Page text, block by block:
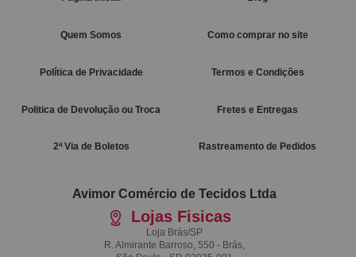
Quem Somos Como comprar no site
Política de Privacidade Termos e Condições
Politica de Devolução ou Troca Fretes e Entregas
2ª Via de Boletos Rastreamento de Pedidos
Avimor Comércio de Tecidos Ltda
Lojas Fisicas
Loja Brás/SP
R. Almirante Barroso, 550 - Brás,